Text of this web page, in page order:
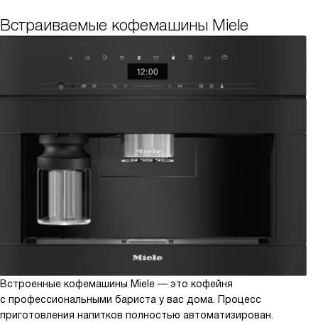
Встраиваемые кофемашины Miele
Встроенные кофемашины Miele — это кофейня
с профессиональными бариста у вас дома. Процесс
приготовления напитков полностью автоматизирован.